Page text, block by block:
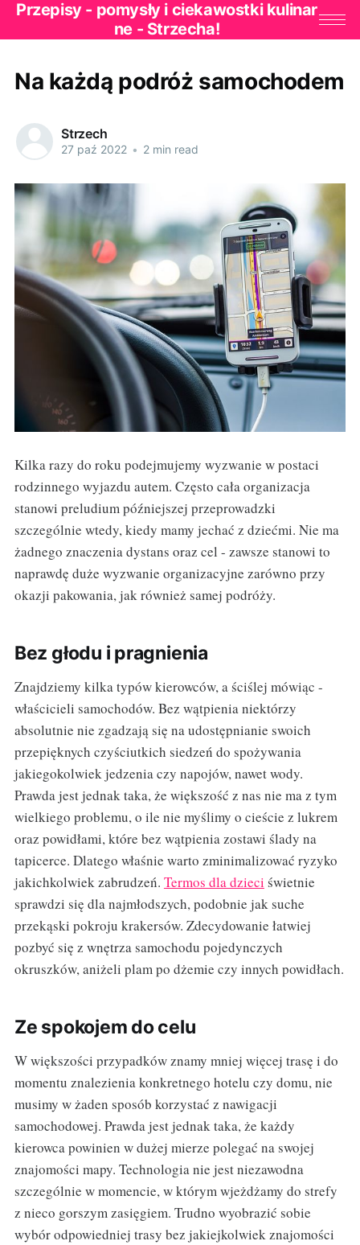
Przepisy - pomysły i ciekawostki kulinar
ne - Strzecha!
Na każdą podróż samochodem
Strzech
27 paź 2022 • 2 min read
Kilka razy do roku podejmujemy wyzwanie w postaci
rodzinnego wyjazdu autem. Często cała organizacja
stanowi preludium późniejszej przeprowadzki
szczególnie wtedy, kiedy mamy jechać z dziećmi. Nie ma
żadnego znaczenia dystans oraz cel - zawsze stanowi to
naprawdę duże wyzwanie organizacyjne zarówno przy
okazji pakowania, jak również samej podróży.
Bez głodu i pragnienia
Znajdziemy kilka typów kierowców, a ściślej mówiąc -
właścicieli samochodów. Bez wątpienia niektórzy
absolutnie nie zgadzają się na udostępnianie swoich
przepięknych czyściutkich siedzeń do spożywania
jakiegokolwiek jedzenia czy napojów, nawet wody.
Prawda jest jednak taka, że większość z nas nie ma z tym
wielkiego problemu, o ile nie myślimy o cieście z lukrem
oraz powidłami, które bez wątpienia zostawi ślady na
tapicerce. Dlatego właśnie warto zminimalizować ryzyko
jakichkolwiek zabrudzeń. Termos dla dzieci świetnie
sprawdzi się dla najmłodszych, podobnie jak suche
przekąski pokroju krakersów. Zdecydowanie łatwiej
pozbyć się z wnętrza samochodu pojedynczych
okruszków, aniżeli plam po dżemie czy innych powidłach.
Ze spokojem do celu
W większości przypadków znamy mniej więcej trasę i do
momentu znalezienia konkretnego hotelu czy domu, nie
musimy w żaden sposób korzystać z nawigacji
samochodowej. Prawda jest jednak taka, że każdy
kierowca powinien w dużej mierze polegać na swojej
znajomości mapy. Technologia nie jest niezawodna
szczególnie w momencie, w którym wjeżdżamy do strefy
z nieco gorszym zasięgiem. Trudno wyobrazić sobie
wybór odpowiedniej trasy bez jakiejkolwiek znajomości